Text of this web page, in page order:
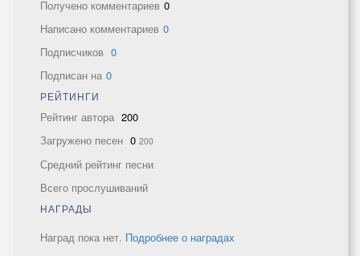
Получено комментариев 0
Написано комментариев 0
Подписчиков 0
Подписан на 0
РЕЙТИНГИ
Рейтинг автора 200
Загружено песен 0 200
Средний рейтинг песни
Всего прослушиваний
НАГРАДЫ
Наград пока нет. Подробнее о наградах